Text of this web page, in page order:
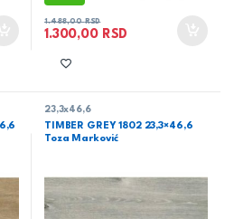
1.300,00 RSD
1.488,00RSD
23,3x46,6
TIMBER GREY 1802 23,3×46,6
Toza Marković